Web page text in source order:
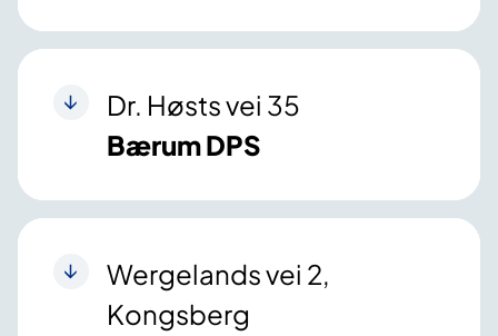
Dr. Høsts vei 35
Bærum DPS
Wergelands vei 2,
Kongsberg